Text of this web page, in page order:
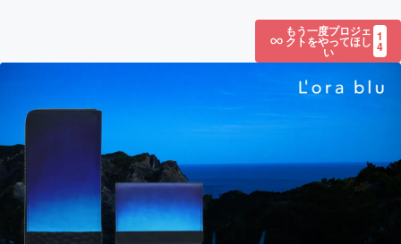
もう一度プロジェ
クトをやってほし
い
1
4